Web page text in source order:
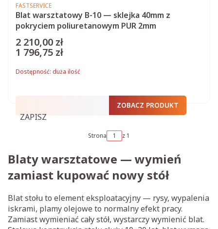
Blat warsztatowy B-10 — sklejka 40mm z
pokryciem poliuretanowym PUR 2mm
PRODUCENT
FASTSERVICE
Cena
2 210,00 zł
Cena
1 796,75 zł
Dostępność: duża ilość
ZAPISZ
ZOBACZ PRODUKT
Strona z 1
Blaty warsztatowe — wymień
zamiast kupować nowy stół
Blat stołu to element eksploatacyjny — rysy, wypalenia
iskrami, plamy olejowe to normalny efekt pracy.
Zamiast wymieniać cały stół, wystarczy wymienić blat.